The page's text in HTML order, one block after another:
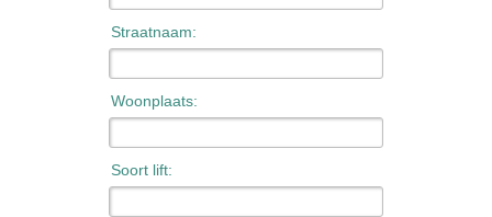
Straatnaam:
Woonplaats:
Soort lift: